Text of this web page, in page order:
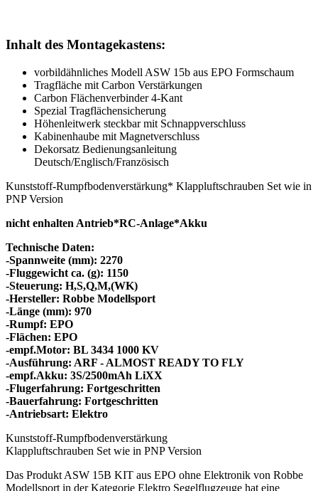
Inhalt des Montagekastens:
vorbildähnliches Modell ASW 15b aus EPO Formschaum
Tragfläche mit Carbon Verstärkungen
Carbon Flächenverbinder 4-Kant
Spezial Tragflächensicherung
Höhenleitwerk steckbar mit Schnappverschluss
Kabinenhaube mit Magnetverschluss
Dekorsatz Bedienungsanleitung
Deutsch/Englisch/Französisch
Kunststoff-Rumpfbodenverstärkung* Klappluftschrauben Set wie in
PNP Version
nicht enhalten Antrieb*RC-Anlage*Akku
Technische Daten:
-Spannweite (mm): 2270
-Fluggewicht ca. (g): 1150
-Steuerung: H,S,Q,M,(WK)
-Hersteller: Robbe Modellsport
-Länge (mm): 970
-Rumpf: EPO
-Flächen: EPO
-empf.Motor: BL 3434 1000 KV
-Ausführung: ARF - ALMOST READY TO FLY
-empf.Akku: 3S/2500mAh LiXX
-Flugerfahrung: Fortgeschritten
-Bauerfahrung: Fortgeschritten
-Antriebsart: Elektro
Kunststoff-Rumpfbodenverstärkung
Klappluftschrauben Set wie in PNP Version
Das Produkt ASW 15B KIT aus EPO ohne Elektronik von Robbe
Modellsport in der Kategorie Elektro Segelflugzeuge hat eine